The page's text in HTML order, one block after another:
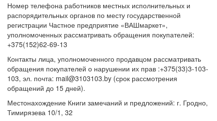
Номер телефона работников местных исполнительных и
распорядительных органов по месту государственной
регистрации Частное предприятие «ВАШмаркет»,
уполномоченных рассматривать обращения покупателей:
+375(152)62-69-13
Контакты лица, уполномоченного продавцом рассматривать
обращения покупателей о нарушении их прав :+375(33)3-103-
103, эл. почта: mail@3103103.by (срок рассмотрения
обращений до 15 дней).
Местонахождение Книги замечаний и предложений: г. Гродно,
Тимирязева 10/1, 32